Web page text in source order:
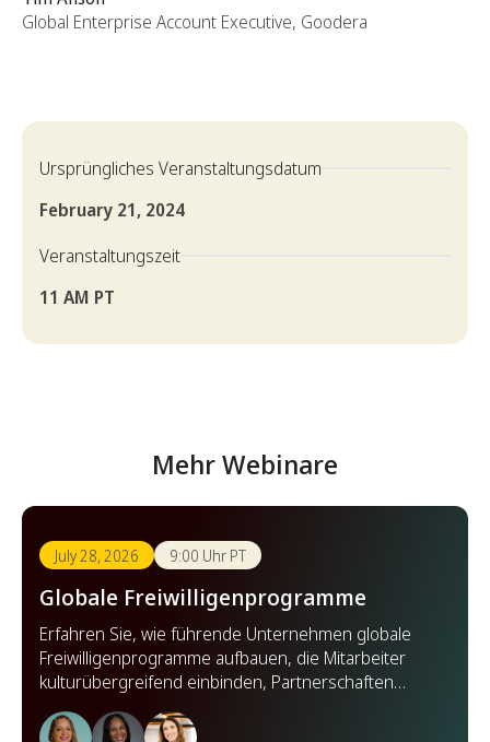
Global Enterprise Account Executive, Goodera
Ursprüngliches Veranstaltungsdatum
February 21, 2024
Veranstaltungszeit
11 AM PT
Mehr Webinare
July 28, 2026 9:00 Uhr PT
Globale Freiwilligenprogramme
Erfahren Sie, wie führende Unternehmen globale
Freiwilligenprogramme aufbauen, die Mitarbeiter
kulturübergreifend einbinden, Partnerschaften
stärken und weltweit Wirkung zeigen.